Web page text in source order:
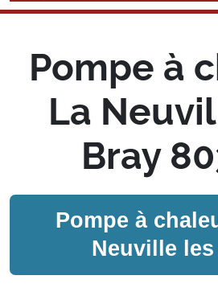
Pompe à
La
Bray
Pompe à
Neuville